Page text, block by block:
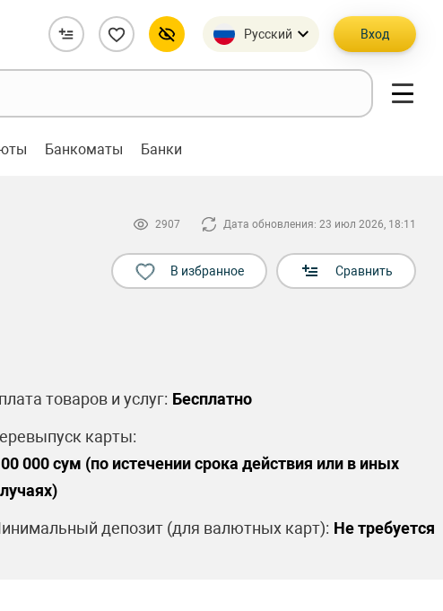
Русский Вход
Банкоматы Банки
2907 Дата обновления: 23 июл 2026, 18:11
В избранное Сравнить
товаров и услуг: Бесплатно
карты:
000 сум (по истечении срока действия или в иных
депозит (для валютных карт): Не требуется